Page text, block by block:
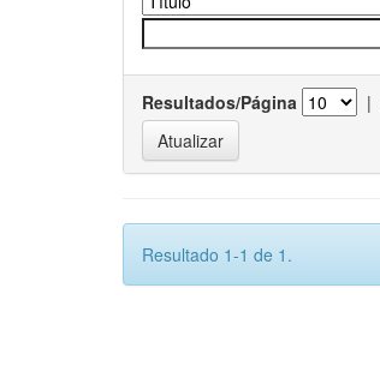
Resultados/Página |
Resultado 1-1 de 1.